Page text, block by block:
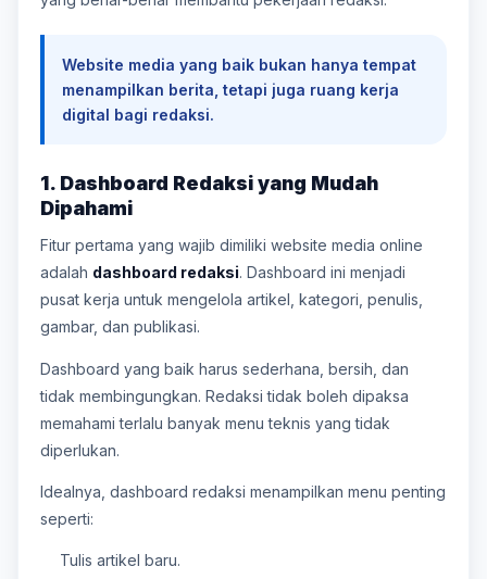
Website media yang baik bukan hanya tempat
menampilkan berita, tetapi juga ruang kerja
digital bagi redaksi.
1. Dashboard Redaksi yang Mudah
Dipahami
Fitur pertama yang wajib dimiliki website media online
adalah dashboard redaksi. Dashboard ini menjadi
pusat kerja untuk mengelola artikel, kategori, penulis,
gambar, dan publikasi.
Dashboard yang baik harus sederhana, bersih, dan
tidak membingungkan. Redaksi tidak boleh dipaksa
memahami terlalu banyak menu teknis yang tidak
diperlukan.
Idealnya, dashboard redaksi menampilkan menu penting
seperti:
Tulis artikel baru.